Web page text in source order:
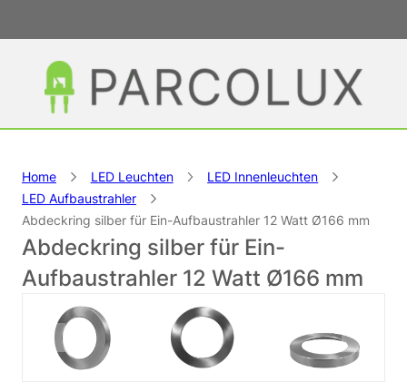
Home LED Leuchten
LED Innenleuchten
LED Aufbaustrahler
Abdeckring silber für Ein-Aufbaustrahler 12 Watt Ø166 mm
Abdeckring silber für Ein-
Aufbaustrahler 12 Watt Ø166 mm